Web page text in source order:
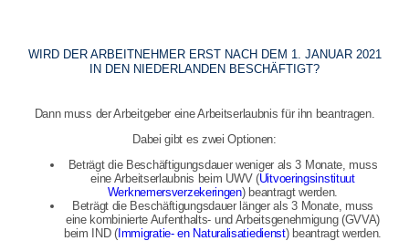
WIRD DER ARBEITNEHMER ERST NACH DEM 1. JANUAR 2021
IN DEN NIEDERLANDEN BESCHÄFTIGT?
Dann muss der Arbeitgeber eine Arbeitserlaubnis für ihn beantragen.
Dabei gibt es zwei Optionen:
Beträgt die Beschäftigungsdauer weniger als 3 Monate, muss
eine Arbeitserlaubnis beim UWV (Uitvoeringsinstituut
Werknemersverzekeringen) beantragt werden.
Beträgt die Beschäftigungsdauer länger als 3 Monate, muss
eine kombinierte Aufenthalts- und Arbeitsgenehmigung (GVVA)
beim IND (Immigratie- en Naturalisatiedienst) beantragt werden.